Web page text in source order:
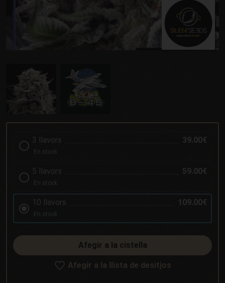
3 llavors 39.00€
En stock
5 llavors 59.00€
En stock
10 llavors 109.00€
En stock
Afegir a la cistella
Afegir a la llista de desitjos